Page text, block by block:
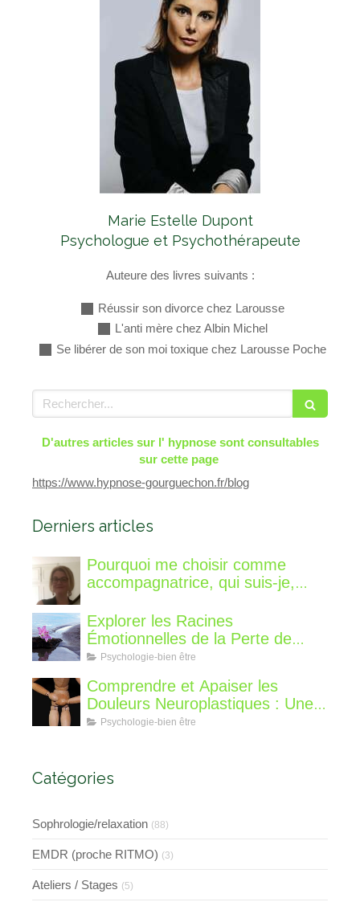
Marie Estelle Dupont
Psychologue et Psychothérapeute
Auteure des livres suivants :
Réussir son divorce chez Larousse
L'anti mère chez Albin Michel
Se libérer de son moi toxique chez Larousse Poche
Rechercher
D'autres articles sur l' hypnose sont consultables
sur cette page
https://www.hypnose-gourguechon.fr/blog
Derniers articles
Pourquoi me choisir comme
accompagnatrice, qui suis-je,
différent?
Explorer les Racines
Émotionnelles de la Perte de
Poids : Un Voyage Intérieur
Psychologie-bien être
Comprendre et Apaiser les
Douleurs Neuroplastiques : Une
Approche avec l'Hypnose,
Psychologie-bien être
Catégories
Sophrologie/relaxation (88)
EMDR (proche RITMO) (3)
Ateliers / Stages (5)